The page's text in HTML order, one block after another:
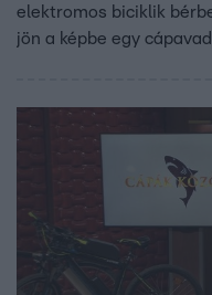
elektromos biciklik
jön a képbe egy